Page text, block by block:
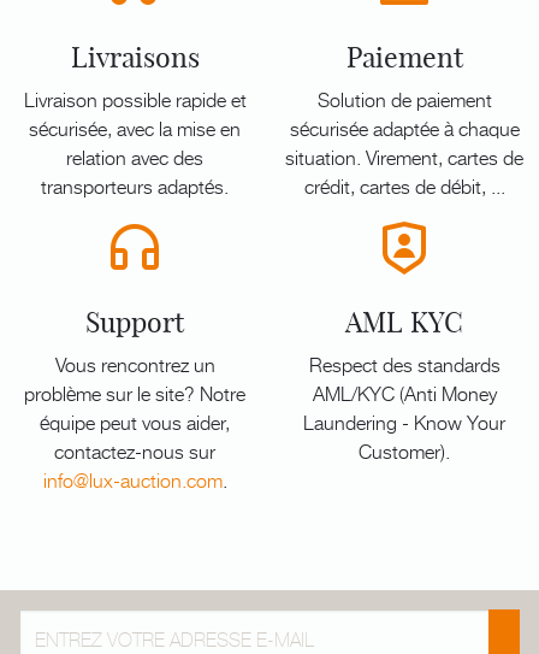
Livraisons
Livraison possible rapide et
sécurisée, avec la mise en
relation avec des
transporteurs adaptés.
Paiement
Solution de paiement
sécurisée adaptée à chaque
situation. Virement, cartes de
crédit, cartes de débit, ...
Support
Vous rencontrez un
problème sur le site? Notre
équipe peut vous aider,
contactez-nous sur
info@lux-auction.com.
AML KYC
Respect des standards
AML/KYC (Anti Money
Laundering - Know Your
Customer).